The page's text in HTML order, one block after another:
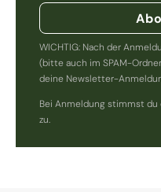
WICHTIG: Nach der
(bitte auch im SPAM-
deine Newsletter-
Bei Anmeldung stimmst
zu.